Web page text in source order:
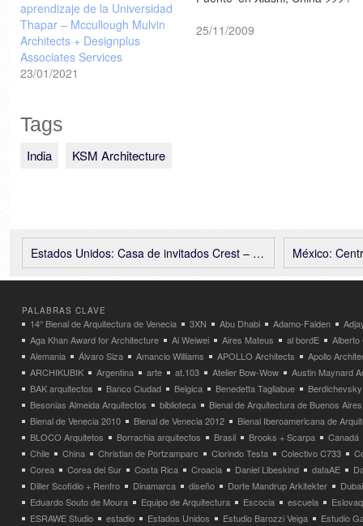
aprendizaje de la Universidad
Thapar – Mccullough Mulvin
Architects + Designplus
Associates Services
23/01/2021
de un monasterio en
25/11/2009
Tags
India KSM Architecture
México: Centro
Estados Unidos: Casa de invitados Crest – Mork-Ulnes Architects
PALABRAS CLAVE
14° Bienal de Arquitectura de Venecia 3XN Abu Dhabi Adamo-Faiden
Aga Khan Award for Architecture
Ai Weiwei Aires Mateus al bordE
Alberto
Alemania
Álvaro Siza Amancio Williams APOLLO Architects
Apollo
ARCHIKUBIK
Argentina arte at.103 Atelier Bow-Wow
Austin Maynard
BAK arquitectos
Banco Ciudad Belgica Benedetta Tagliabue
Besonias Almeida Arquitectos
biblioteca
Bienal de Arquitectura de Buenos Aires
Bienal de Venecia 2010
Bienal de Venecia 2012
Bienal Iberoamericana de
BLOCO Arquitetos
Borrachia arquitectos Brasil Brooks + Scarpa
Canadá
Chile
China Christian de Portzamparc Clorindo Testa Colectivo C733
Corea
Corea del Sur Costa Rica Croacia Daniel Libeskind dataAE
Diller Scofidio + Renfro
Dinamarca diseño Dorte Mandrup Arkitekter
Dubai
Eduardo Souto de Moura
Equipo de Arquitectura Escocia escuela
ESRAWE Studio
estadio Estados Unidos Estudio Barozzi Veiga
Estudio